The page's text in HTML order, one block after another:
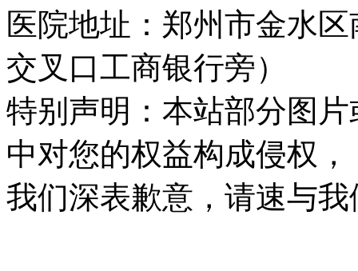
医院地址：郑州市金水
交叉口工商银行旁）
特别声明：本站部分图
中对您的权益构成侵权，
我们深表歉意，请速与